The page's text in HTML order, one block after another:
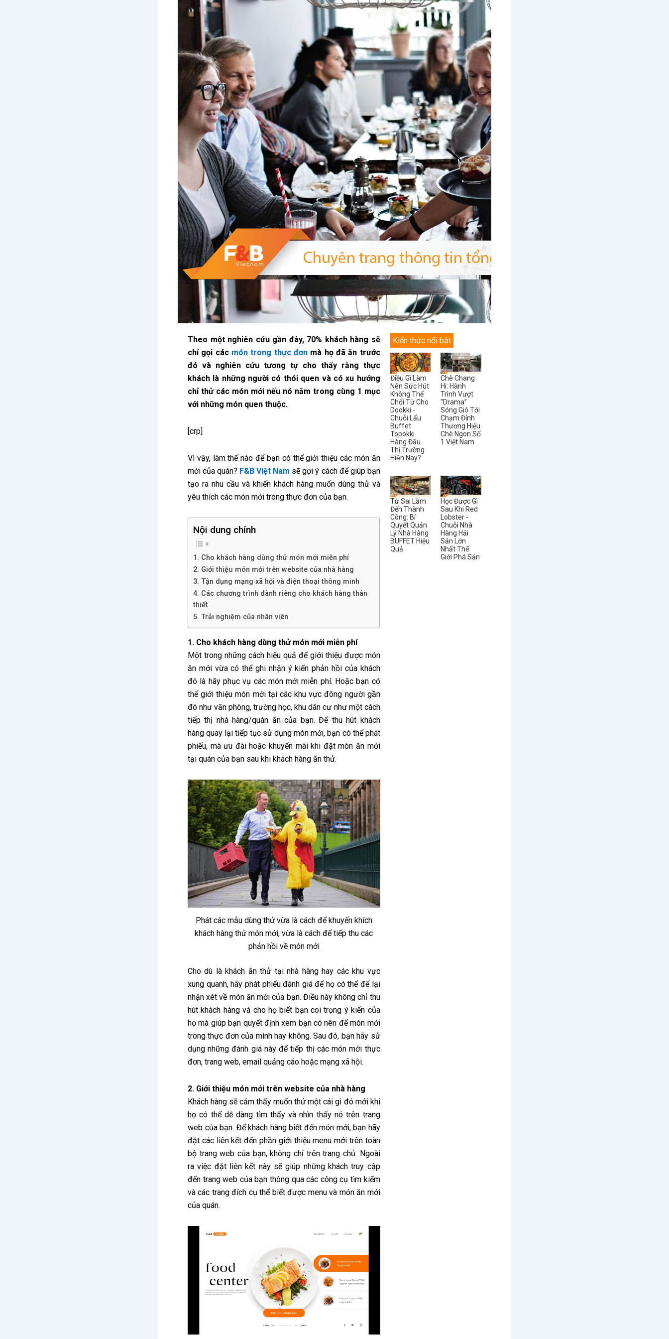
Theo một nghiên cứu gần đây, 70% khách hàng sẽ
chỉ gọi các món trong thực đơn mà họ đã ăn trước
đó và nghiên cứu tương tự cho thấy rằng thực
khách là những người có thói quen và có xu hướng
chỉ thử các món mới nếu nó nằm trong cùng 1 mục
với những món quen thuộc.
[crp]
Vì vậy, làm thế nào để bạn có thể giới thiệu các món ăn
mới của quán? F&B Việt Nam sẽ gợi ý cách để giúp bạn
tạo ra nhu cầu và khiến khách hàng muốn dùng thử và
yêu thích các món mới trong thực đơn của bạn.
Nội dung chính
1. Cho khách hàng dùng thử món mới miễn phí
2. Giới thiệu món mới trên website của nhà hàng
3. Tận dụng mạng xã hội và điện thoại thông minh
4. Các chương trình dành riêng cho khách hàng thân
thiết
5. Trải nghiệm của nhân viên
1. Cho khách hàng dùng thử món mới miễn phí
Một trong những cách hiệu quả để giới thiệu được món
ăn mới vừa có thể ghi nhận ý kiến phản hồi của khách
đó là hãy phục vụ các món mới miễn phí. Hoặc bạn có
thể giới thiệu món mới tại các khu vực đông người gần
đó như văn phòng, trường học, khu dân cư như một cách
tiếp thị nhà hàng/quán ăn của bạn. Để thu hút khách
hàng quay lại tiếp tục sử dụng món mới, bạn có thể phát
phiếu, mã ưu đãi hoặc khuyến mãi khi đặt món ăn mới
tại quán của bạn sau khi khách hàng ăn thử.
Phát các mẫu dùng thử vừa là cách để khuyến khích
khách hàng thử món mới, vừa là cách để tiếp thu các
phản hồi về món mới
Cho dù là khách ăn thử tại nhà hàng hay các khu vực
xung quanh, hãy phát phiếu đánh giá để họ có thể để lại
nhận xét về món ăn mới của bạn. Điều này không chỉ thu
hút khách hàng và cho họ biết bạn coi trọng ý kiến của
họ mà giúp bạn quyết định xem bạn có nên để món mới
trong thực đơn của mình hay không. Sau đó, bạn hãy sử
dụng những đánh giá này để tiếp thị các món mới thực
đơn, trang web, email quảng cáo hoặc mạng xã hội.
2. Giới thiệu món mới trên website của nhà hàng
Khách hàng sẽ cảm thấy muốn thử một cái gì đó mới khi
họ có thể dễ dàng tìm thấy và nhìn thấy nó trên trang
web của bạn. Để khách hàng biết đến món mới, bạn hãy
đặt các liên kết đến phần giới thiệu menu mới trên toàn
bộ trang web của bạn, không chỉ trên trang chủ. Ngoài
ra việc đặt liên kết này sẽ giúp những khách truy cập
đến trang web của bạn thông qua các công cụ tìm kiếm
và các trang đích cụ thể biết được menu và món ăn mới
của quán.
Kiến thức nổi bật
Điều Gì Làm
Nên Sức Hút
Không Thể
Chối Từ Cho
Dookki -
Chuỗi Lẩu
Buffet
Topokki
Hàng Đầu
Thị Trường
Hiện Nay?
Chè Chang
Hi: Hành
Trình Vượt
“Drama”
Sóng Gió Tới
Chạm Đỉnh
Thương Hiệu
Chè Ngon Số
1 Việt Nam
Từ Sai Lầm
Đến Thành
Công: Bí
Quyết Quản
Lý Nhà Hàng
BUFFET Hiệu
Quả
Học Được Gì
Sau Khi Red
Lobster -
Chuỗi Nhà
Hàng Hải
Sản Lớn
Nhất Thế
Giới Phá Sản